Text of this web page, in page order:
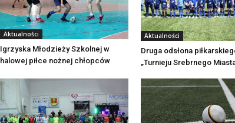
Aktualności
Igrzyska Młodzieży Szkolnej w
halowej piłce nożnej chłopców
Aktualności
Druga odsłona
„Turnieju Srebrnego